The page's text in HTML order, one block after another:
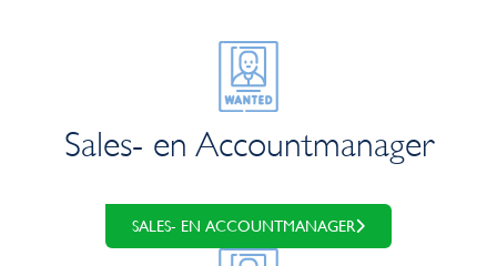
Sales- en Accountmanager
SALES- EN ACCOUNTMANAGER